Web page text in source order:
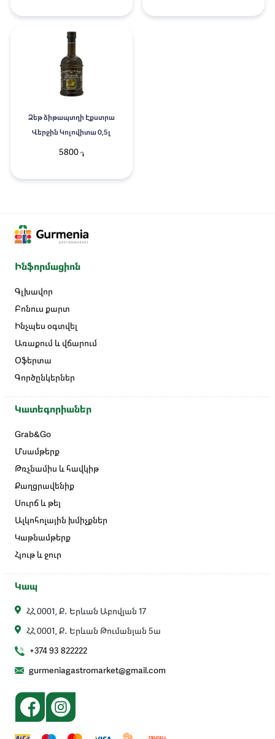
Ձեթ ձիթապտղի Էքստրա
Վերջին Կոլովիտա 0,5լ
5800֏
Ինֆորմացիոն
Գլխավոր
Բոնուս քարտ
Ինչպես օգտվել
Առաքում և վճարում
Օֆերտա
Գործընկերներ
Կատեգորիաներ
Grab&Go
Մսամթերք
Թռչնամիս և հավկիթ
Քաղցրավենիք
Սուրճ և թեյ
Ալկոհոլային խմիչքներ
Կաթնամթերք
Հյութ և ջուր
Կապ
ՀՀ 0001, Ք․ Երևան Աբովյան 17
ՀՀ 0001, Ք․ Երևան Թումանյան 5ա
+374 93 822222
gurmeniagastromarket@gmail.com